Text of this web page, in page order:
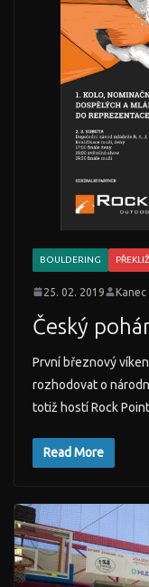
BOULDERING
25. 02. 2019 Kanec
Český
První březnový
rozhodovat o
totiž hostí Rock
Read More